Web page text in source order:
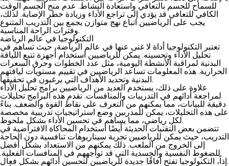
للسماح للجسم بالتعافي واستعادة النشاط. عدم منح الجسم الوقت
الكافي للتعافي قد يؤدي إلى تراجع الأداء وزيادة خطر الإصابة. لذلك،
يجب على الرياضيين اتباع نهج متوازن يجمع بين التدريب المتنوع
وفترات الراحة المناسبة.
التكنولوجيا في عالم الرياضة
تعتبر التكنولوجيا أداة لا غنى عنها في عالم الرياضة، حيث تساهم في
تحليل الأداء وتحسينه. يمكن للرياضيين استخدام أجهزة تتبع اللياقة
البدنية لمراقبة الأنشطة اليومية، مثل عدد الخطوات وحرق السعرات
الحرارية. هذه المعلومات تساعد الرياضيين في تقييم مستويات لياقتهم
البدنية وتحديد الأهداف التي يرغبون في تحقيقها.
علاوة على ذلك، يستخدم العديد من الرياضيين برامج تحليل الأداء
لمراجعة أدائهم في التدريبات والمنافسات. تقدم هذه البرامج تحليلات
دقيقة للبيانات، مما يمكنهم من التعرف على نقاط القوة والضعف. بناءً
على هذه التحليلات، يمكن للمدربين وضع استراتيجيات تدريبية مخصصة
لكل رياضي، مما يساهم في تحسين الأداء بشكل ملحوظ.
تتضمن بعض التقنيات الحديثة أيضًا استخدام المحاكاة الافتراضية في
التدريب، حيث يمكن للرياضيين تجربة سيناريوهات تنافسية دون الحاجة
إلى الخروج من الملعب. ذلك يمكنهم من الاستعداد بشكل أفضل
للضغوط النفسية والجسدية التي قد تواجههم في المنافسات الفعلية.
إذاً، التكنولوجيا تفتح آفاقًا جديدة للرياضيين لتحسين أدائهم بشكل فعال.